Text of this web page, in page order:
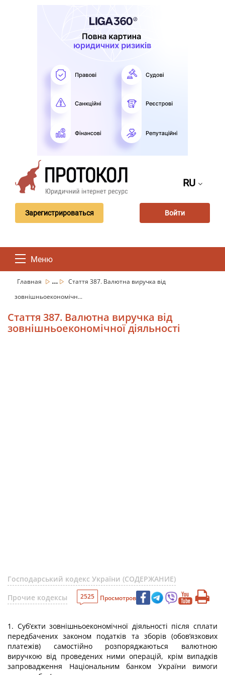
RU
Зарегистрироваться Войти
Меню
Главная ...
Стаття 387. Валютна виручка від
зовнішньоекономічн...
Стаття 387. Валютна виручка від
зовнішньоекономічної діяльності
Господарський кодекс України (СОДЕРЖАНИЕ)
Прочие кодексы
2525 Просмотров
1. Суб’єкти зовнішньоекономічної діяльності після сплати
передбачених законом податків та зборів (обов’язкових
платежів) самостійно розпоряджаються валютною
виручкою від проведених ними операцій, крім випадків
запровадження Національним банком України вимоги